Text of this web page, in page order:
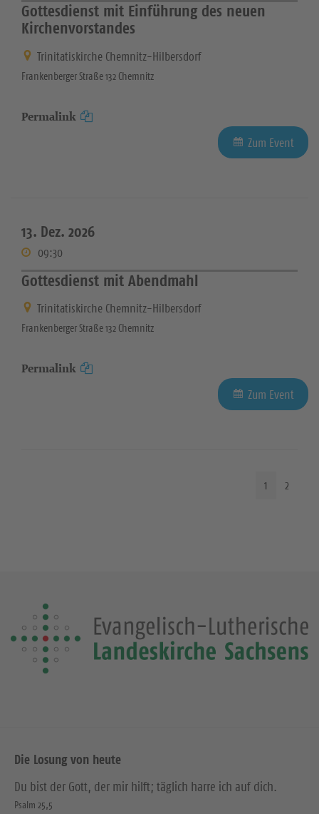
Gottesdienst mit Einführung des neuen
Kirchenvorstandes
Trinitatiskirche Chemnitz-Hilbersdorf
Frankenberger Straße 132 Chemnitz
Permalink
Zum Event
13. Dez. 2026
09:30
Gottesdienst mit Abendmahl
Trinitatiskirche Chemnitz-Hilbersdorf
Frankenberger Straße 132 Chemnitz
Permalink
Zum Event
1 2
Die Losung von heute
Du bist der Gott, der mir hilft; täglich harre ich auf dich.
Psalm 25,5